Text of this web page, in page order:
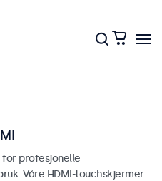
for profesjonelle
Våre HDMI-touchskjermer